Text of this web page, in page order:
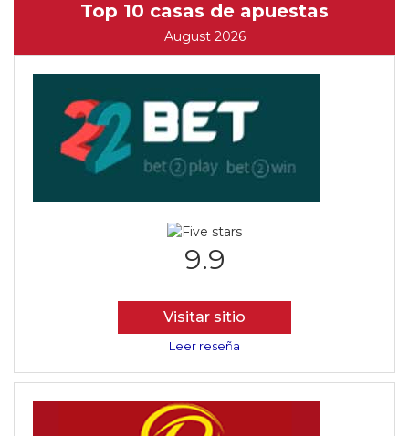
Top 10 casas de apuestas
August 2026
9.9
Visitar sitio
Leer reseña